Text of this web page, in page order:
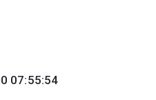
07:55:54